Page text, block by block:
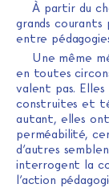
À partir du
grands courants
entre
Une même
en toutes
valent pas.
construites et
autant, elles
perméabilité,
d’autres
interrogent la
l’action